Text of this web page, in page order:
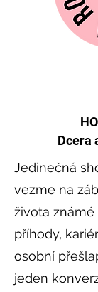
Dcera
Jedinečná
vezme na
života
příhody,
osobní
jeden